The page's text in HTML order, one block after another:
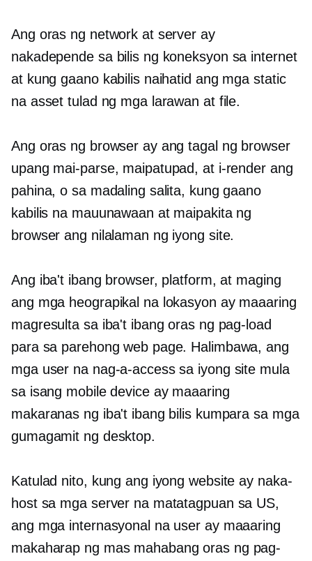
Ang oras ng network at server ay
nakadepende sa bilis ng koneksyon sa internet
at kung gaano kabilis naihatid ang mga static
na asset tulad ng mga larawan at file.
Ang oras ng browser ay ang tagal ng browser
upang mai-parse, maipatupad, at i-render ang
pahina, o sa madaling salita, kung gaano
kabilis na mauunawaan at maipakita ng
browser ang nilalaman ng iyong site.
Ang iba't ibang browser, platform, at maging
ang mga heograpikal na lokasyon ay maaaring
magresulta sa iba't ibang oras ng pag-load
para sa parehong web page. Halimbawa, ang
mga user na nag-a-access sa iyong site mula
sa isang mobile device ay maaaring
makaranas ng iba't ibang bilis kumpara sa mga
gumagamit ng desktop.
Katulad nito, kung ang iyong website ay naka-
host sa mga server na matatagpuan sa US,
ang mga internasyonal na user ay maaaring
makaharap ng mas mahabang oras ng pag-